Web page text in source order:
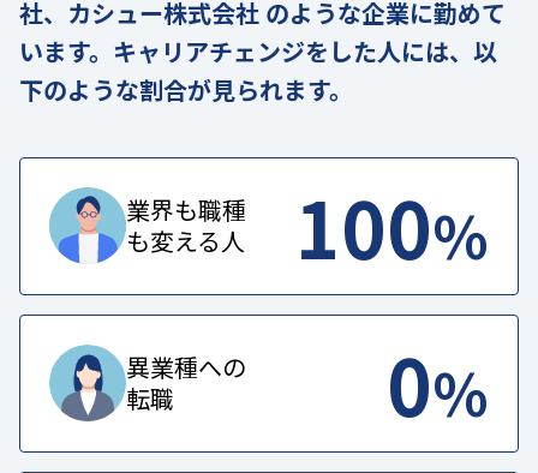
社、カシュー株式会社 のような企業に勤めて
います。キャリアチェンジをした人には、以
下のような割合が見られます。
業界も職種
も変える人
100%
異業種への
転職
0%